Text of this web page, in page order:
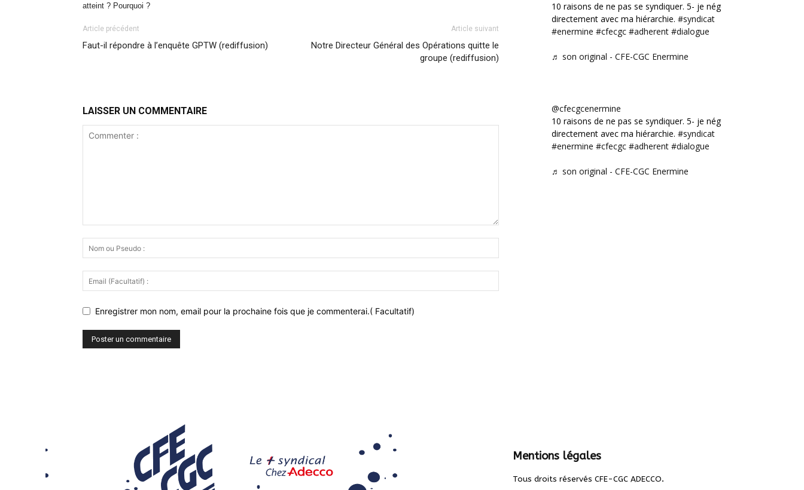
atteint ? Pourquoi ?
Article précédent
Faut-il répondre à l’enquête GPTW (rediffusion)
Article suivant
Notre Directeur Général des Opérations quitte le
groupe (rediffusion)
LAISSER UN COMMENTAIRE
Enregistrer mon nom, email pour la prochaine fois que je commenterai.( Facultatif)
10 raisons de ne pas se syndiquer. 5- je négocie
directement avec ma hiérarchie. #syndicat
#enermine #cfecgc #adherent #dialogue
♬ son original - CFE-CGC Enermine
@cfecgcenermine
10 raisons de ne pas se syndiquer. 5- je négocie
directement avec ma hiérarchie. #syndicat
#enermine #cfecgc #adherent #dialogue
♬ son original - CFE-CGC Enermine
Mentions légales
Tous droits réservés CFE-CGC ADECCO.